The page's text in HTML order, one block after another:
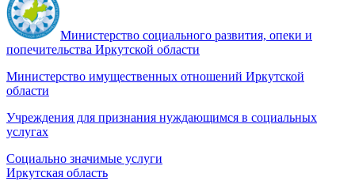
Министерство социального развития, опеки и
попечительства Иркутской области
Министерство имущественных отношений Иркутской
области
Учреждения для признания нуждающимся в социальных
услугах
Социально значимые услуги
Иркутская область